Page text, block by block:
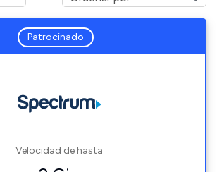
Patrocinado
Velocidad de hasta